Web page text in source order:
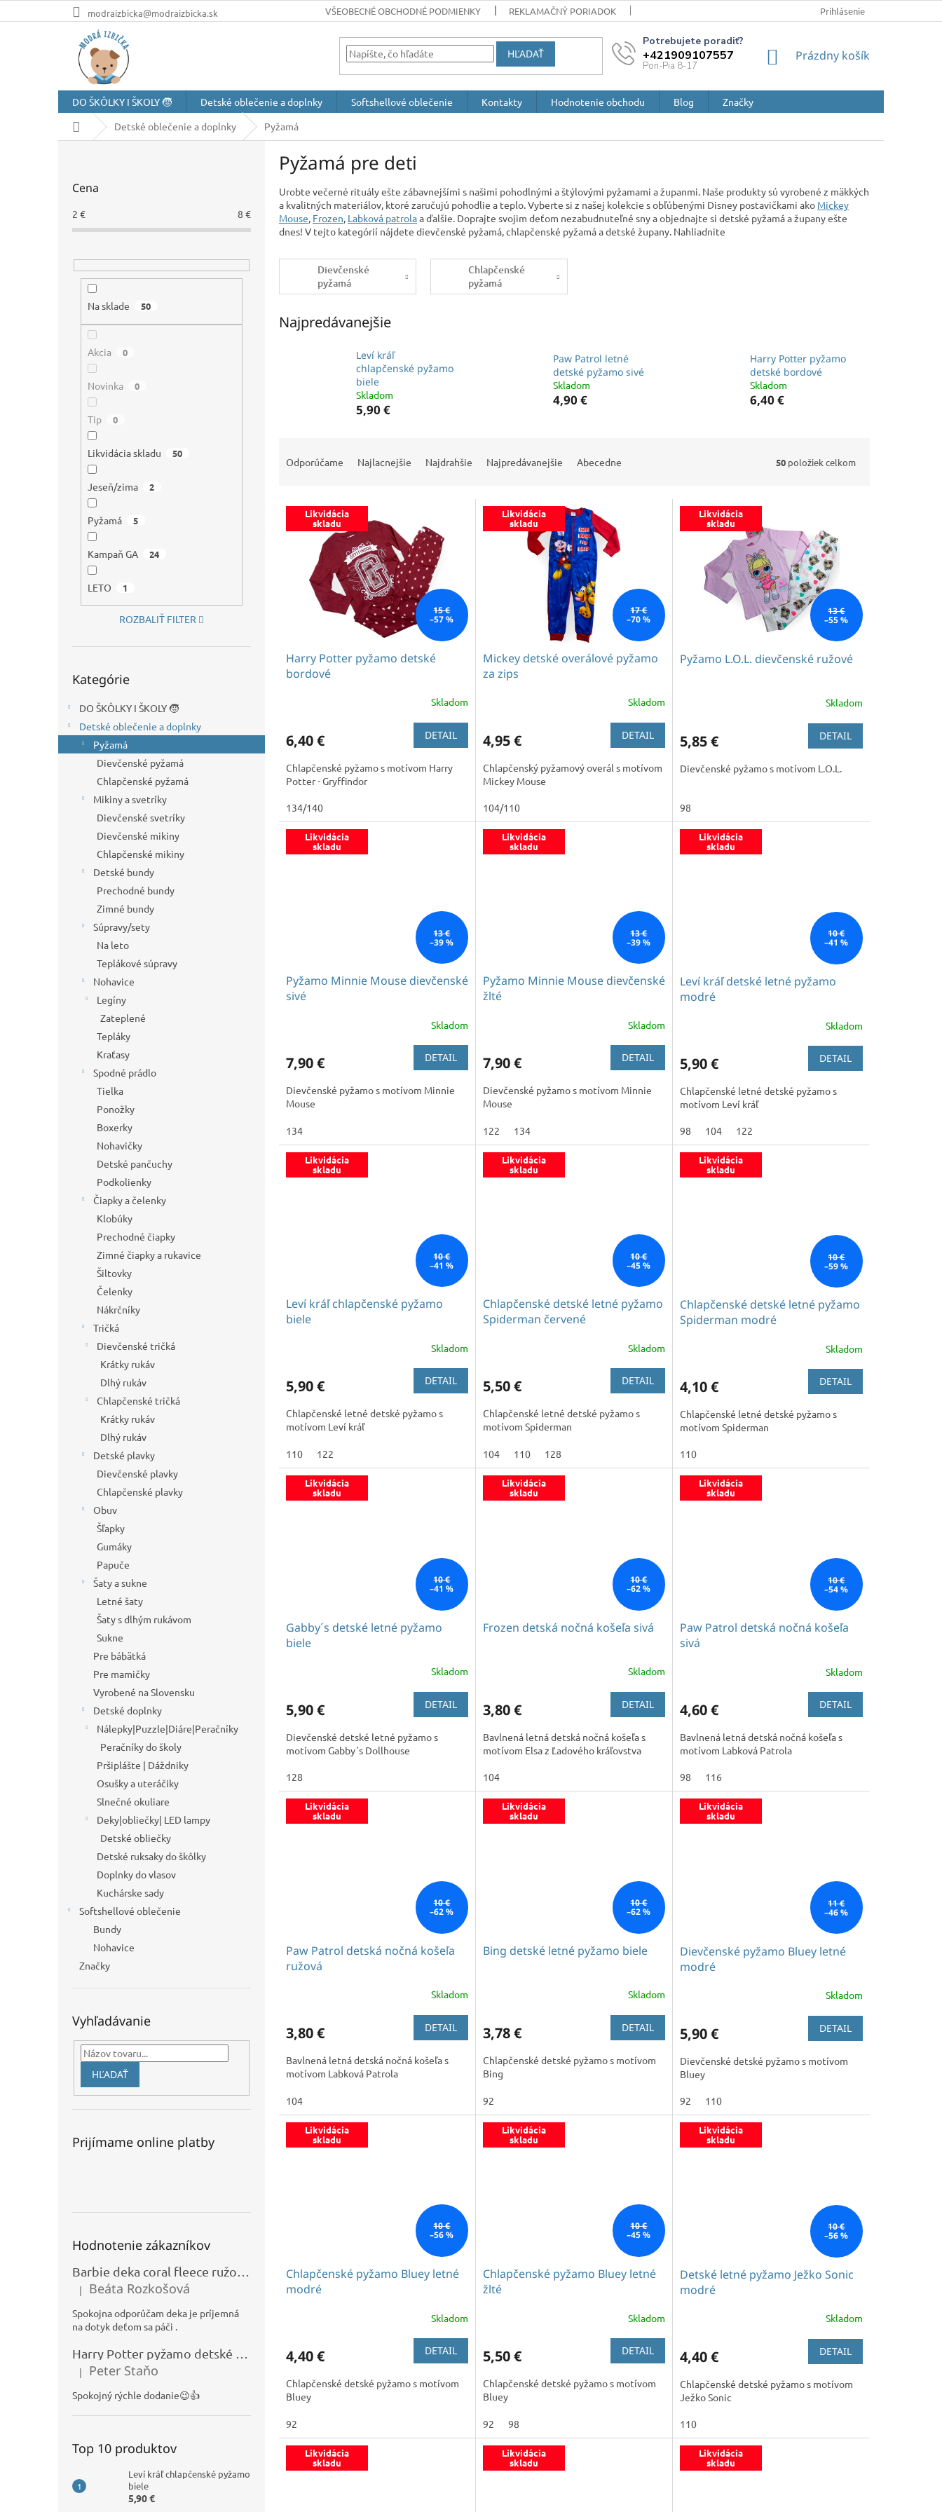
na
+421909107557
modraizbicka@modraizbicka.sk VŠEOBECNÉ OBCHODNÉ PODMIENKY REKLAMAČNÝ PORIADOK ZÁSADY A POUČENIA O OCHRANE OSOBNÝCH ÚDAJOV A POUŽÍVANÍ
Prihlásenie
HĽADAŤ
NÁKUPNÝ
Prázdny košík
DO ŠKÔLKY I ŠKOLY 🧒 Detské oblečenie a doplnky Softshellové oblečenie Kontakty Hodnotenie obchodu Blog
Značky
DomovDetské oblečenie a doplnky Pyžamá
Cena
2 € 8 €
Na sklade 50
Akcia 0
Novinka 0
Tip 0
Likvidácia skladu 50
Jeseň/zima 2
Pyžamá 5
Kampaň GA 24
LETO 1
ROZBALIŤ FILTER
kategórie
Kategórie
DO ŠKÔLKY I ŠKOLY 🧒
Detské oblečenie a doplnky
Pyžamá
Dievčenské pyžamá
Chlapčenské pyžamá
Mikiny a svetríky
Dievčenské svetríky
Dievčenské mikiny
Chlapčenské mikiny
Detské bundy
Prechodné bundy
Zimné bundy
Súpravy/sety
Na leto
Teplákové súpravy
Nohavice
Legíny
Zateplené
Tepláky
Kraťasy
Spodné prádlo
Tielka
Ponožky
Boxerky
Nohavičky
Detské pančuchy
Podkolienky
Čiapky a čelenky
Klobúky
Prechodné čiapky
Zimné čiapky a rukavice
Šiltovky
Čelenky
Nákrčníky
Tričká
Dievčenské tričká
Krátky rukáv
Dlhý rukáv
Chlapčenské tričká
Krátky rukáv
Dlhý rukáv
Detské plavky
Dievčenské plavky
Chlapčenské plavky
Obuv
Šľapky
Gumáky
Papuče
Šaty a sukne
Letné šaty
Šaty s dlhým rukávom
Sukne
Pre bábätká
Pre mamičky
Vyrobené na Slovensku
Detské doplnky
Nálepky|Puzzle|Diáre|Peračníky
Peračníky do školy
Pršiplášte | Dáždniky
Osušky a uteráčiky
Slnečné okuliare
Deky|obliečky| LED lampy
Detské obliečky
Detské ruksaky do škôlky
Doplnky do vlasov
Kuchárske sady
Softshellové oblečenie
Bundy
Nohavice
Značky
Vyhľadávanie
HĽADAŤ
Prijímame online platby
Hodnotenie zákazníkov
Hodnotenie produktu je 5 z 5 hviezdičiek.
| Beáta Rozkošová
Spokojna odporúčam deka je príjemná
na dotyk deťom sa páči .
Hodnotenie produktu je 5 z 5 hviezdičiek.
| Peter Staňo
Spokojný rýchle dodanie😉👍
Top 10 produktov
Leví kráľ chlapčenské pyžamo
biele
5,90 €
Pyžamá pre deti
Urobte večerné rituály ešte zábavnejšími s našimi pohodlnými a štýlovými pyžamami a županmi. Naše produkty sú vyrobené z mäkkých
a kvalitných materiálov, ktoré zaručujú pohodlie a teplo. Vyberte si z našej kolekcie s obľúbenými Disney postavičkami ako Mickey
Mouse, Frozen, Labková patrolaa ďalšie. Doprajte svojim deťom nezabudnuteľné sny a objednajte si detské pyžamá a župany ešte
dnes! V tejto kategórií nájdete dievčenské pyžamá, chlapčenské pyžamá a detské župany. Nahliadnite
Dievčenské
pyžamá
Chlapčenské
pyžamá
Najpredávanejšie
Leví kráľ
chlapčenské pyžamo
biele
Skladom
5,90 €
Paw Patrol letné
detské pyžamo sivé
Skladom
4,90 €
Harry Potter pyžamo
detské bordové
Skladom
6,40 €
n
Odporúčame Najlacnejšie Najdrahšie Najpredávanejšie Abecedne 50 položiek celkom
V
p
Likvidácia
skladu
15 €
–57 %
Harry Potter pyžamo detské
bordové
je
z
5
Skladom
6,40 € DETAIL
Chlapčenské pyžamo s motívom Harry
Potter - Gryffindor
134/140
Likvidácia
skladu
17 €
–70 %
Mickey detské overálové pyžamo
za zips
Skladom
4,95 € DETAIL
Chlapčenský pyžamový overál s motívom
Mickey Mouse
104/110
Likvidácia
skladu
13 €
–55 %
Pyžamo L.O.L. dievčenské ružové
Skladom
5,85 € DETAIL
Dievčenské pyžamo s motívom L.O.L.
98
Likvidácia
skladu
13 €
–39 %
Pyžamo Minnie Mouse dievčenské
sivé
Skladom
7,90 € DETAIL
Dievčenské pyžamo s motívom Minnie
Mouse
134
Likvidácia
skladu
13 €
–39 %
Pyžamo Minnie Mouse dievčenské
žlté
Skladom
7,90 € DETAIL
Dievčenské pyžamo s motívom Minnie
Mouse
122 134
Likvidácia
skladu
10 €
–41 %
Leví kráľ detské letné pyžamo
modré
Skladom
5,90 € DETAIL
Chlapčenské letné detské pyžamo s
motívom Leví kráľ
98 104 122
Likvidácia
skladu
10 €
–41 %
Leví kráľ chlapčenské pyžamo
biele
Skladom
5,90 € DETAIL
Chlapčenské letné detské pyžamo s
motívom Leví kráľ
110 122
Likvidácia
skladu
10 €
–45 %
Chlapčenské detské letné pyžamo
Spiderman červené
Skladom
5,50 € DETAIL
Chlapčenské letné detské pyžamo s
motívom Spiderman
104 110 128
Likvidácia
skladu
10 €
–59 %
Chlapčenské detské letné pyžamo
Spiderman modré
Skladom
4,10 € DETAIL
Chlapčenské letné detské pyžamo s
motívom Spiderman
110
Likvidácia
skladu
10 €
–41 %
Gabby´s detské letné pyžamo
biele
Skladom
5,90 € DETAIL
Dievčenské detské letné pyžamo s
motívom Gabby´s Dollhouse
128
Likvidácia
skladu
10 €
–62 %
Frozen detská nočná košeľa sivá
Skladom
3,80 € DETAIL
Bavlnená letná detská nočná košeľa s
motívom Elsa z Ľadového kráľovstva
104
Likvidácia
skladu
10 €
–54 %
Paw Patrol detská nočná košeľa
sivá
Skladom
4,60 € DETAIL
Bavlnená letná detská nočná košeľa s
motívom Labková Patrola
98 116
Likvidácia
skladu
10 €
–62 %
Paw Patrol detská nočná košeľa
ružová
Skladom
3,80 € DETAIL
Bavlnená letná detská nočná košeľa s
motívom Labková Patrola
104
Likvidácia
skladu
10 €
–62 %
Bing detské letné pyžamo biele
Skladom
3,78 € DETAIL
Chlapčenské detské pyžamo s motívom
Bing
92
Likvidácia
skladu
11 €
–46 %
Dievčenské pyžamo Bluey letné
modré
Skladom
5,90 € DETAIL
Dievčenské detské pyžamo s motívom
Bluey
92 110
Likvidácia
skladu
10 €
–56 %
Chlapčenské pyžamo Bluey letné
modré
Skladom
4,40 € DETAIL
Chlapčenské detské pyžamo s motívom
Bluey
92
Likvidácia
skladu
10 €
–45 %
Chlapčenské pyžamo Bluey letné
žlté
Skladom
5,50 € DETAIL
Chlapčenské detské pyžamo s motívom
Bluey
92 98
Likvidácia
skladu
10 €
–56 %
Detské letné pyžamo Ježko Sonic
modré
je
z
5
Skladom
4,40 € DETAIL
Chlapčenské detské pyžamo s motívom
Ježko Sonic
110
Likvidácia
skladu
Likvidácia
skladu
Likvidácia
skladu